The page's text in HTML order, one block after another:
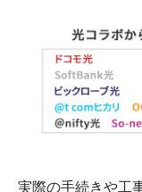
実際の手続きや工